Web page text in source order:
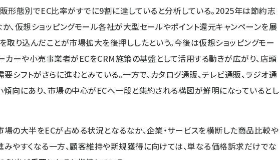
形態別でEC比率がすでに9割に達していると分析している。2025年は節約志
、仮想ショッピングモール各社が大型セールやポイント還元キャンペーンを展
取り込んだことが市場拡大を後押ししたという。今後は仮想ショッピングモー
カーや小売事業者がECをCRM施策の基盤として活用する動きが広がり、店頭
シフトがさらに進むとみている。一方で、カタログ通販、テレビ通販、ラジオ通
向にあり、市場の中心がECへ一段と集約される構図が鮮明になっているとし
の大半をECが占める状況となるなか、企業・サービスを横断した商品比較や
やすくなる一方、顧客維持や新規獲得に向けては、単なる価格訴求だけでな